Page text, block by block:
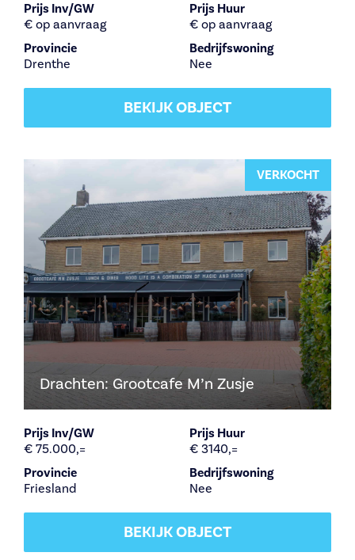
Prijs Inv/GW
€ op aanvraag
Prijs Huur
€ op aanvraag
Provincie
Drenthe
Bedrijfswoning
Nee
BEKIJK OBJECT
VERKOCHT
Drachten: Grootcafe M’n Zusje
Prijs Inv/GW
€ 75.000,=
Prijs Huur
€ 3140,=
Provincie
Friesland
Bedrijfswoning
Nee
BEKIJK OBJECT